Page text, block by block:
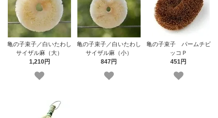
亀の子束子／白いたわし
サイザル麻（大）
1,210円
亀の子束子／白いたわし
サイザル麻（小）
847円
亀の子束子 パームチビ
ッコＰ
451円